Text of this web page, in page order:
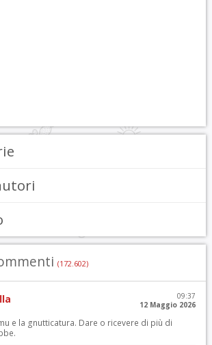
(172.602)
09:37
12 Maggio 2026
e la gnutticatura. Dare o ricevere di più di